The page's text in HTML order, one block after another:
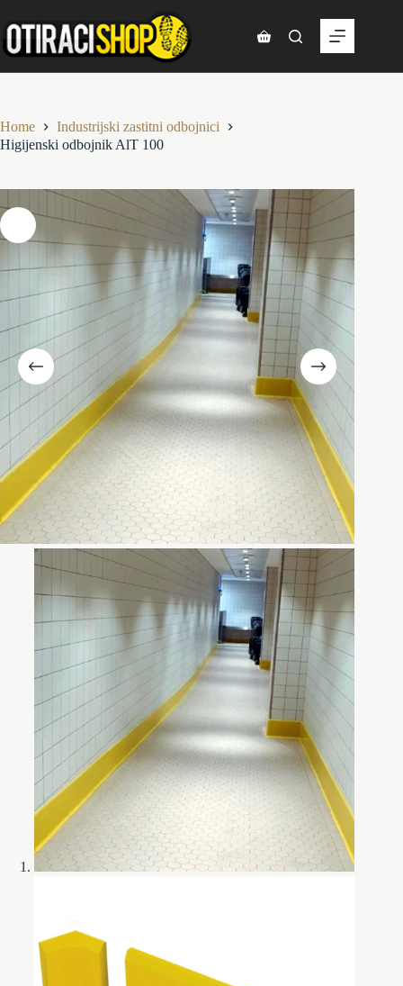
to
content
Shopping
Home
Industrijski zastitni odbojnici
Higijenski odbojnik AlT 100